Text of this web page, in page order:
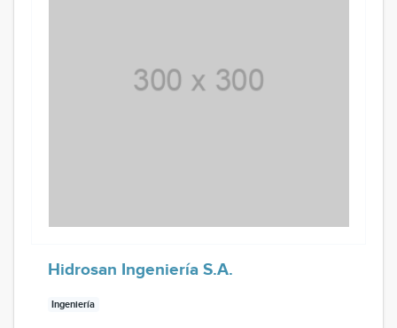
Hidrosan Ingeniería S.A.
Ingeniería